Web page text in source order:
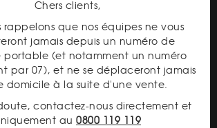
Chers clients,
rappelons que nos équipes ne vous
jamais depuis un numéro de
portable (et notamment un numéro
par 07), et ne se déplaceront jamais
domicile à la suite d'une vente.
contactez-nous directement et
au 0800 119 119